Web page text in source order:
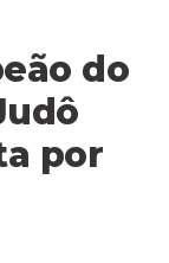
do
por